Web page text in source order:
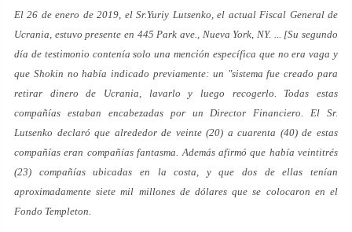
El 26 de enero de 2019, el Sr.Yuriy Lutsenko, el actual Fiscal General de
Ucrania, estuvo presente en 445 Park ave., Nueva York, NY. ... [Su segundo
día de testimonio contenía solo una mención específica que no era vaga y
que Shokin no había indicado previamente: un "sistema fue creado para
retirar dinero de Ucrania, lavarlo y luego recogerlo. Todas estas
compañías estaban encabezadas por un Director Financiero. El Sr.
Lutsenko declaró que alrededor de veinte (20) a cuarenta (40) de estas
compañías eran compañías fantasma. Además afirmó que había veintitrés
(23) compañías ubicadas en la costa, y que dos de ellas tenían
aproximadamente siete mil millones de dólares que se colocaron en el
Fondo Templeton.